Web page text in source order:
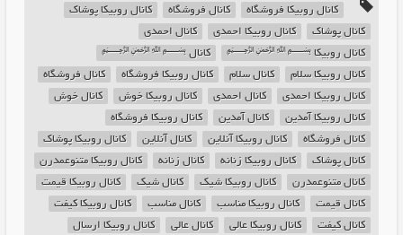
کانال روبیکا فروشگاه کانال فروشگاه
کانال روبیکا پوشاک
کانال پوشاک
کانال روبیکا احمدی
کانال احمدی
کانال روبیکا ﷽
کانال ﷽
کانال روبیکا سلام
کانال سلام کانال روبیکا فروشگاه
کانال فروشگاه
کانال روبیکا احمدی
کانال احمدی کانال روبیکا خوش
کانال خوش
کانال روبیکا آمدین
کانال آمدین
کانال روبیکا فروشگاه
کانال فروشگاه
کانال روبیکا آنلاین کانال آنلاین
کانال روبیکا پوشاک
کانال پوشاک
کانال روبیکا زنانه کانال زنانه
کانال روبیکا متنوعمدرن
کانال متنوعمدرن
کانال روبیکا شیک کانال شیک
کانال روبیکا قیمت
کانال قیمت
کانال روبیکا مناسب کانال مناسب
کانال روبیکا کیفت
کانال کیفت
کانال روبیکا عالی کانال عالی
کانال روبیکا ارسال